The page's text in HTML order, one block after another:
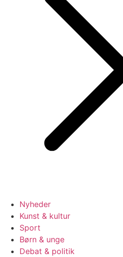
Nyheder
Kunst & kultur
Sport
Børn & unge
Debat & politik